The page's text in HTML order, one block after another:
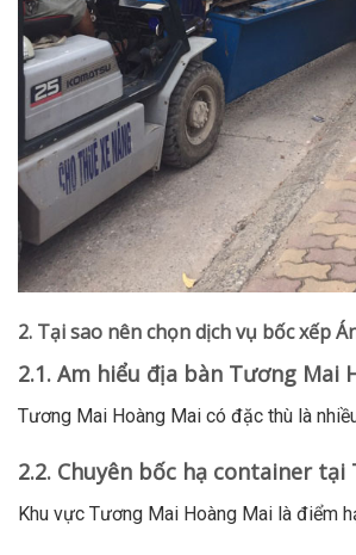
2. Tại sao nên chọn dịch vụ bốc xếp
2.1. Am hiểu địa bàn Tương Mai
Tương Mai Hoàng Mai có đặc thù là
2.2. Chuyên bốc hạ container
Khu vực Tương Mai Hoàng Mai là điểm